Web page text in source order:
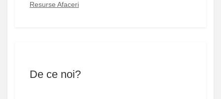
Resurse Afaceri
De ce noi?